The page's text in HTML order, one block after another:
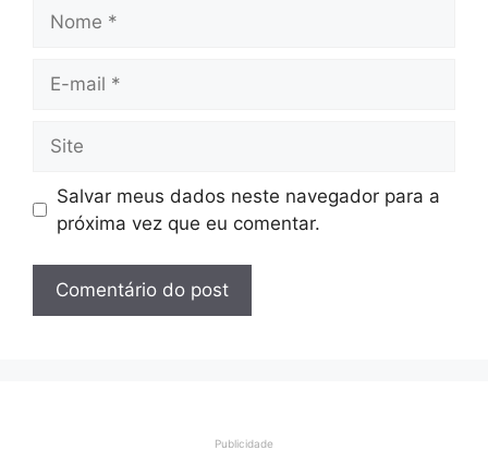
mail
Salvar meus dados neste navegador para a
próxima vez que eu comentar.
Publicidade